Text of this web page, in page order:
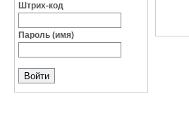
Штрих-код
Пароль (имя)